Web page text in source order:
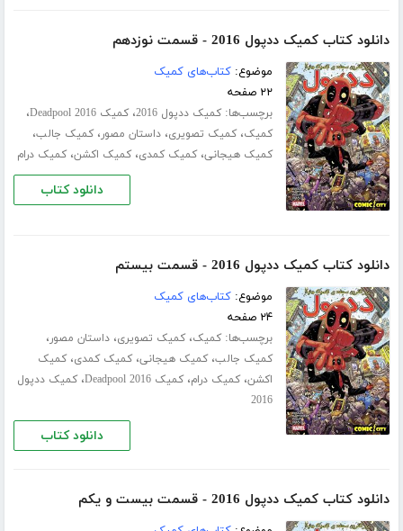
دانلود کتاب کمیک ددپول 2016 - قسمت نوزدهم
موضوع:کتاب‌های کمیک
۲۲ صفحه
برچسب‌ها:کمیک ددپول 2016 ،کمیک Deadpool 2016 ،
کمیک،کمیک تصویری،داستان مصور،کمیک جالب،
کمیک هیجانی،کمیک کمدی،کمیک اکشن،کمیک درام
دانلود کتاب
دانلود کتاب کمیک ددپول 2016 - قسمت بیستم
موضوع:کتاب‌های کمیک
۲۴ صفحه
برچسب‌ها:کمیک،کمیک تصویری،داستان مصور،
کمیک جالب،کمیک هیجانی،کمیک کمدی،کمیک
اکشن،کمیک درام،کمیک Deadpool 2016 ،کمیک ددپول
2016
دانلود کتاب
دانلود کتاب کمیک ددپول 2016 - قسمت بیست و یکم